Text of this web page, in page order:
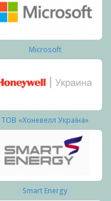
Microsoft
ТОВ «Хоневелл Україна»
Smart Energy